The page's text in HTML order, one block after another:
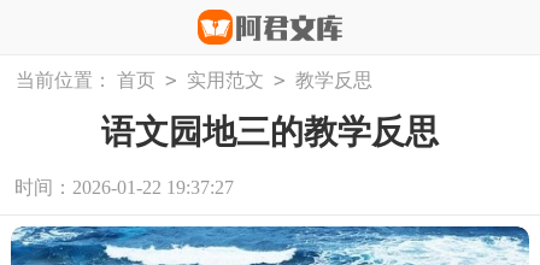
当前位置： 首页 > 实用范文 > 教学反思
语文园地三的教学反思
时间：2026-01-22 19:37:27